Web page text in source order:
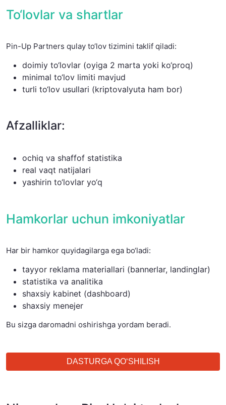
To‘lovlar va shartlar
Pin-Up Partners qulay to‘lov tizimini taklif qiladi:
doimiy to‘lovlar (oyiga 2 marta yoki ko‘proq)
minimal to‘lov limiti mavjud
turli to‘lov usullari (kriptovalyuta ham bor)
Afzalliklar:
ochiq va shaffof statistika
real vaqt natijalari
yashirin to‘lovlar yo‘q
Hamkorlar uchun imkoniyatlar
Har bir hamkor quyidagilarga ega bo‘ladi:
tayyor reklama materiallari (bannerlar, landinglar)
statistika va analitika
shaxsiy kabinet (dashboard)
shaxsiy menejer
Bu sizga daromadni oshirishga yordam beradi.
DASTURGA QO‘SHILISH